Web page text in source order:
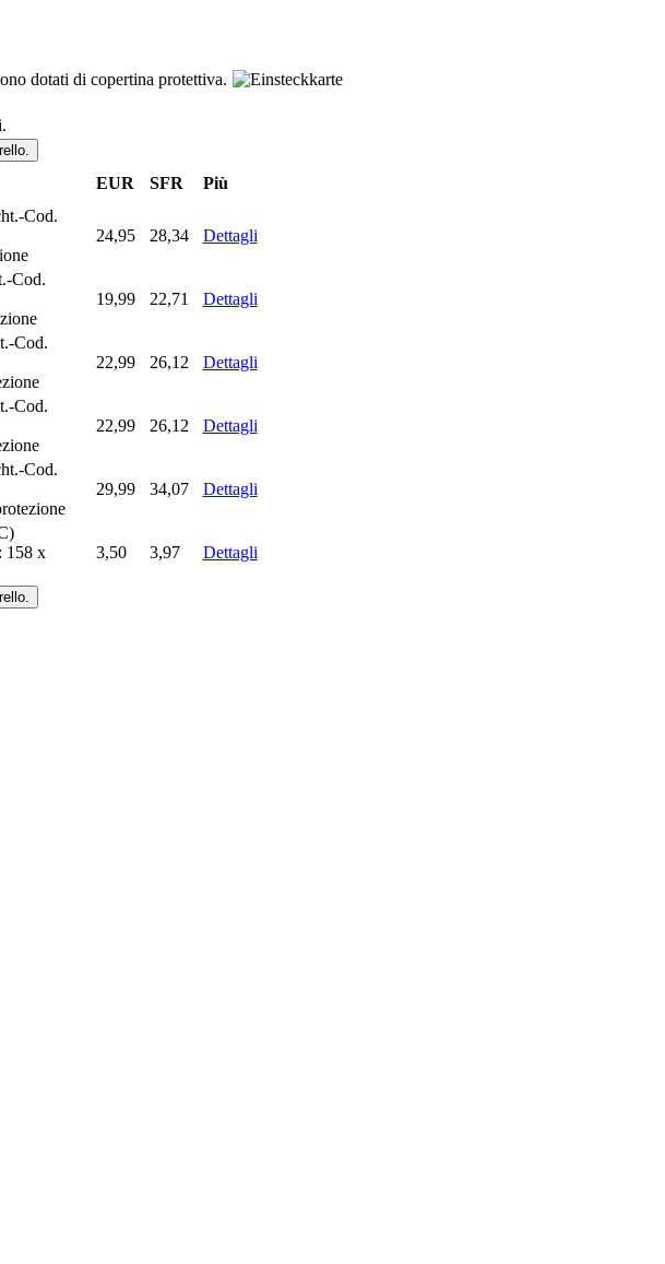
dotati di copertina protettiva.
EUR SFR Più
Cod.
24,95 28,34 Dettagli
Cod.
19,99 22,71 Dettagli
Cod.
22,99 26,12 Dettagli
Cod.
22,99 26,12 Dettagli
Cod.
29,99 34,07 Dettagli
158 x
3,50 3,97 Dettagli